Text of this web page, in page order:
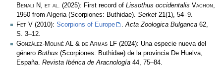
Benali N, et al.
(2025): First record of Lissothus occidentalis Vachon
1950 from Algeria (Scorpiones: Buthidae). Serket 21(1), 54–9.
Fet V (2010): Scorpions of Europe .Acta Zoologica Bulgarica 62,
S. 3–12.
González-Moliné AL & de Armas LF (2024): Una especie nueva del
género Buthus (Scorpiones: Buthidae) de la provincia De Huelva,
España. Revista Ibérica de Aracnología 44, 75–84.